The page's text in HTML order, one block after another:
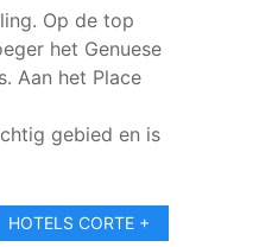
Op de top
het Genuese
Aan het Place
gebied en is
HOTELS CORTE +